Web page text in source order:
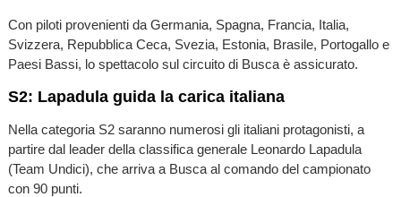
Con piloti provenienti da Germania, Spagna, Francia, Italia,
Svizzera, Repubblica Ceca, Svezia, Estonia, Brasile, Portogallo e
Paesi Bassi, lo spettacolo sul circuito di Busca è assicurato.
S2: Lapadula guida la carica italiana
Nella categoria S2 saranno numerosi gli italiani protagonisti, a
partire dal leader della classifica generale Leonardo Lapadula
(Team Undici), che arriva a Busca al comando del campionato
con 90 punti.